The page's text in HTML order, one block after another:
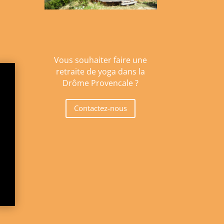
Vous souhaiter faire une
retraite de yoga dans la
Drôme Provencale ?
Contactez-nous